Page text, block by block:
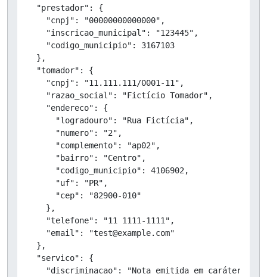
  "prestador": {
    "cnpj": "00000000000000",
    "inscricao_municipal": "123445",
    "codigo_municipio": 3167103
  },
  "tomador": {
    "cnpj": "11.111.111/0001-11",
    "razao_social": "Fictício Tomador",
    "endereco": {
      "logradouro": "Rua Fictícia",
      "numero": "2",
      "complemento": "ap02",
      "bairro": "Centro",
      "codigo_municipio": 4106902,
      "uf": "PR",
      "cep": "82900-010"
    },
    "telefone": "11 1111-1111",
    "email": "test@example.com"
  },
  "servico": {
"discriminacao": "Nota emitida em caráter de